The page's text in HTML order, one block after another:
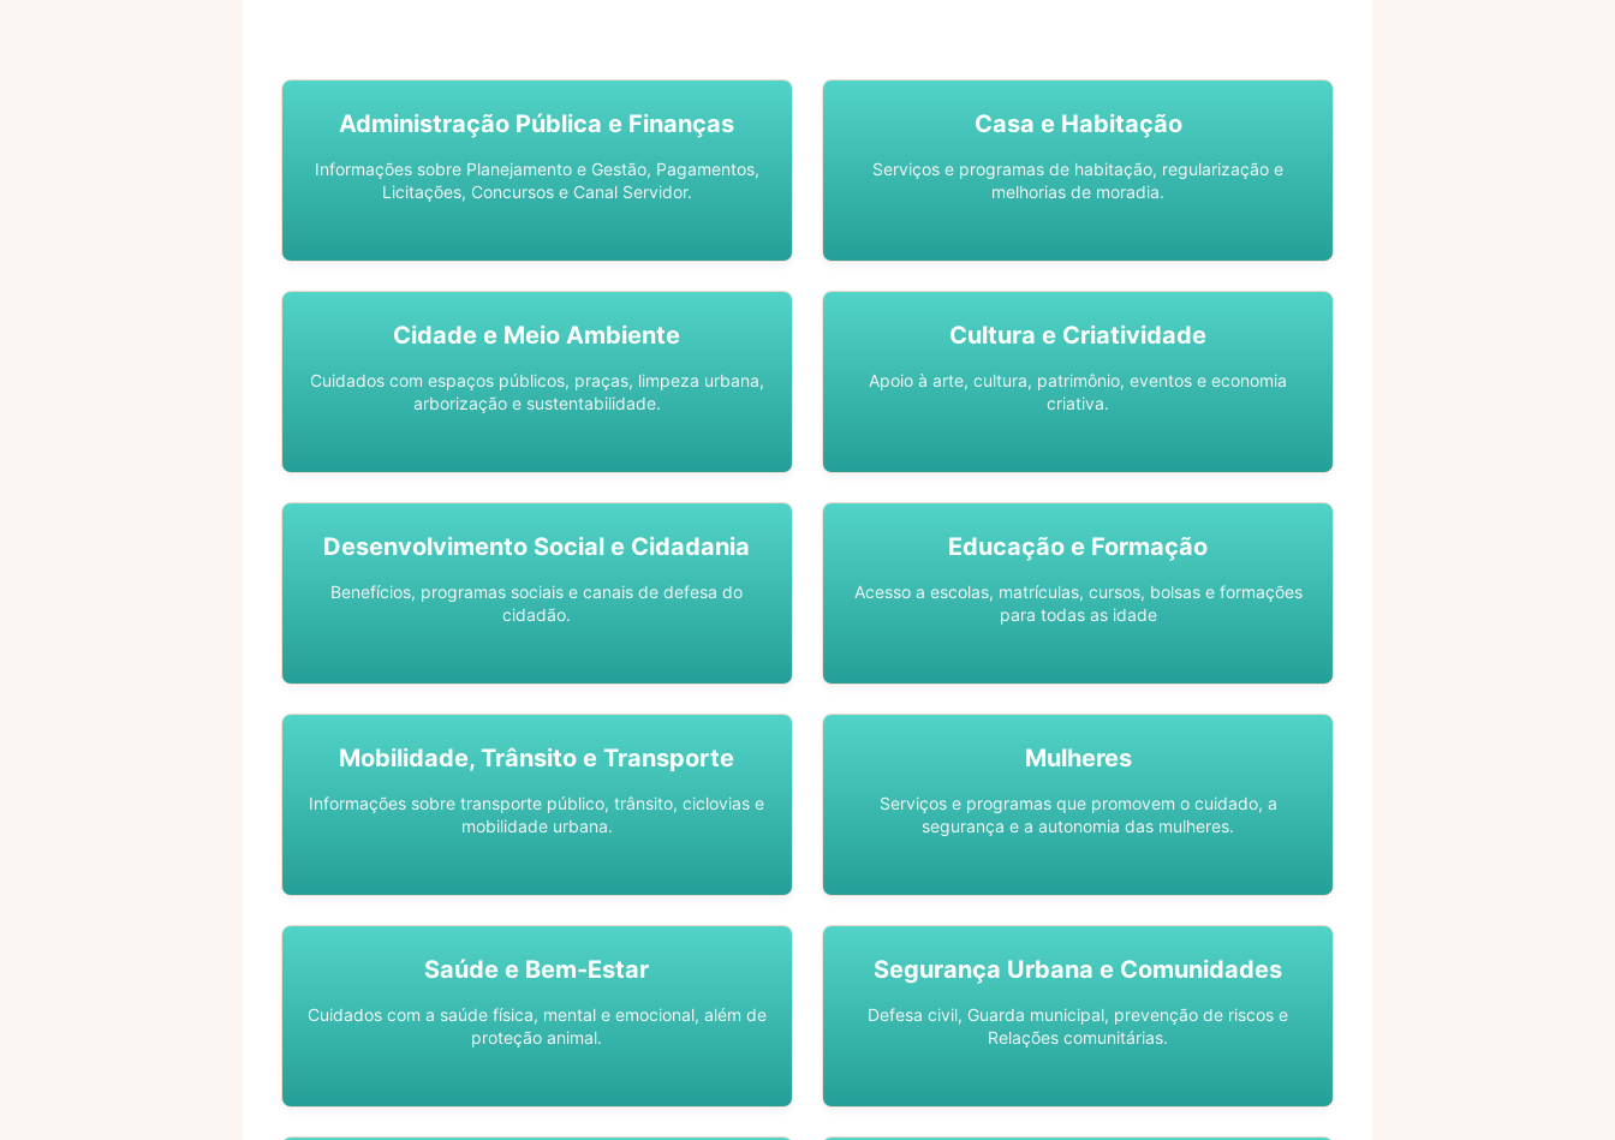
Administração Pública e Finanças
Informações sobre Planejamento e Gestão, Pagamentos,
Licitações, Concursos e Canal Servidor.
Casa e Habitação
Serviços e programas de habitação, regularização e
melhorias de moradia.
Cidade e Meio Ambiente
Cuidados com espaços públicos, praças, limpeza urbana,
arborização e sustentabilidade.
Cultura e Criatividade
Apoio à arte, cultura, patrimônio, eventos e economia
criativa.
Desenvolvimento Social e Cidadania
Benefícios, programas sociais e canais de defesa do
cidadão.
Educação e Formação
Acesso a escolas, matrículas, cursos, bolsas e formações
para todas as idade
Mobilidade, Trânsito e Transporte
Informações sobre transporte público, trânsito, ciclovias e
mobilidade urbana.
Mulheres
Serviços e programas que promovem o cuidado, a
segurança e a autonomia das mulheres.
Saúde e Bem-Estar
Cuidados com a saúde física, mental e emocional, além de
proteção animal.
Segurança Urbana e Comunidades
Defesa civil, Guarda municipal, prevenção de riscos e
Relações comunitárias.